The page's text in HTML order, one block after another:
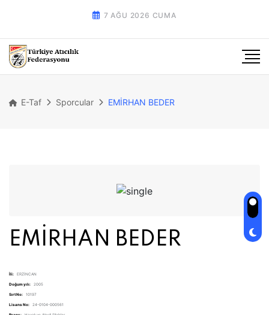
7 AĞU 2026 CUMA
E-Taf Sporcular EMİRHAN BEDER
EMİRHAN BEDER
İli: ERZİNCAN
Doğum yılı: 2005
Sırt No: 10197
Lisans No: 24-0104-000561